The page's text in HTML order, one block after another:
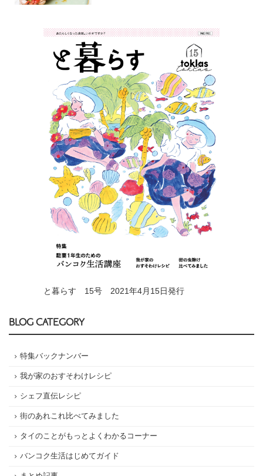
と暮らす 15号 2021年4月15日発行
BLOG CATEGORY
特集バックナンバー
我が家のおすそわけレシピ
シェフ直伝レシピ
街のあれこれ比べてみました
タイのことがもっとよくわかるコーナー
バンコク生活はじめてガイド